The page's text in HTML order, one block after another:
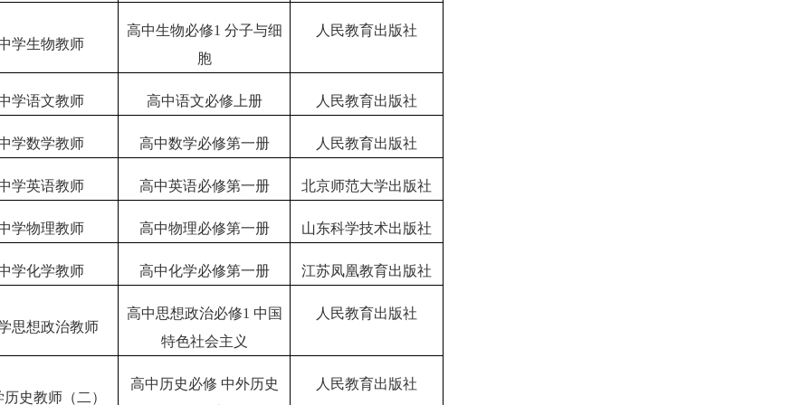
学生物教师
高中生物必修1 分子与细
胞
人民教育出版社
学语文教师 高中语文必修上册 人民教育出版社
学数学教师 高中数学必修第一册 人民教育出版社
学英语教师 高中英语必修第一册 北京师范大学出版社
学物理教师 高中物理必修第一册 山东科学技术出版社
学化学教师 高中化学必修第一册 江苏凤凰教育出版社
思想政治教师
高中思想政治必修1 中国
特色社会主义
人民教育出版社
史教师（二）
高中历史必修 中外历史
人民教育出版社